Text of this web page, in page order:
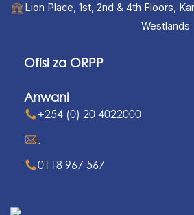
Lion Place, 1st, 2nd & 4th Floors,
Westlands
Ofisi za ORPP
Anwani
+254 (0) 20 4022000
0118 967 567